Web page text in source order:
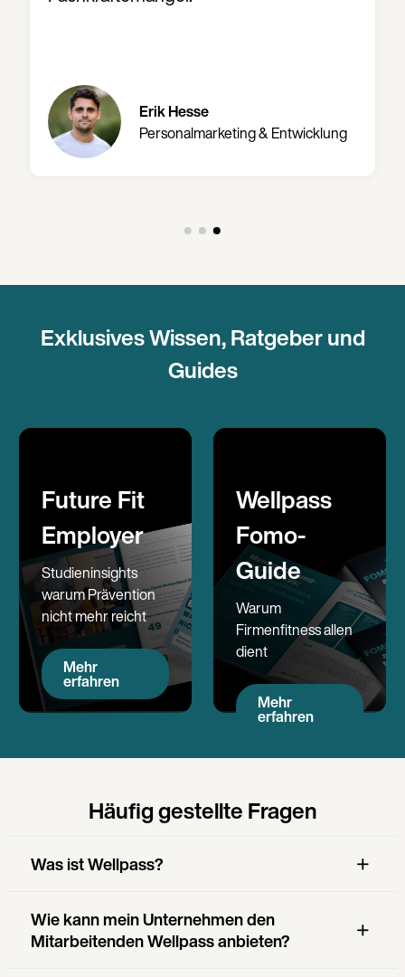
Erik Hesse
Personalmarketing & Entwicklung
Exklusives Wissen, Ratgeber und
Guides
Future Fit
Employer
Studieninsights
warum Prävention
nicht mehr reicht
Mehr
erfahren
Wellpass
Fomo-
Guide
Warum
Firmenfitness allen
dient
Mehr
erfahren
Häufig gestellte Fragen
Was ist Wellpass?
Wie kann mein Unternehmen den
Mitarbeitenden Wellpass anbieten?